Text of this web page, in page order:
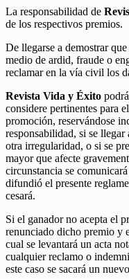
La responsabilidad de
de los respectivos premios.
De llegarse a demostrar
medio de ardid, fraude o
reclamar en la vía civil los
Revista Vida y Éxito
considere pertinentes para
promoción, reservándose
responsabilidad, si se
otra irregularidad, o si se
mayor que afecte
circunstancia se
difundió el presente
cesará.
Si el ganador no acepta el
renunciado dicho premio y
cual se levantará un acta
cualquier reclamo o
este caso se sacará un